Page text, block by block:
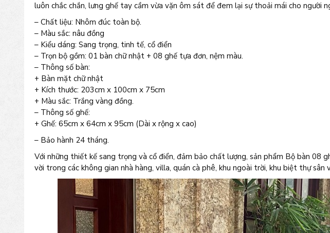
luôn chắc chắn, lưng ghế tay cầm vừa vặn ôm sát để đem lại sự thoải mái cho người
– Chất liệu: Nhôm đúc toàn bộ.
– Màu sắc: nâu đồng
– Kiểu dáng: Sang trọng, tinh tế, cổ điển
– Trọn bộ gồm: 01 bàn chữ nhật + 08 ghế tựa đơn, nệm màu.
– Thông số bàn:
+ Bàn mặt chữ nhật
+ Kích thước: 203cm x 100cm x 75cm
+ Màu sắc: Trắng vàng đồng.
– Thông số ghế:
+ Ghế: 65cm x 64cm x 95cm (Dài x rộng x cao)
– Bảo hành 24 tháng.
Với những thiết kế sang trọng và cổ điển, đảm bảo chất lượng, sản phẩm Bộ bàn 08
vời trong các không gian nhà hàng, villa, quán cà phê, khu ngoài trời, khu biệt thự sân